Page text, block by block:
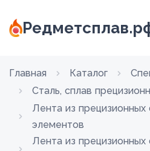
Главная Каталог
Сталь, сплав
Лента из прецизионных
элементов
Лента из прецизионных